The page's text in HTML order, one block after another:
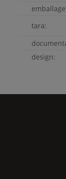
tara:
design: